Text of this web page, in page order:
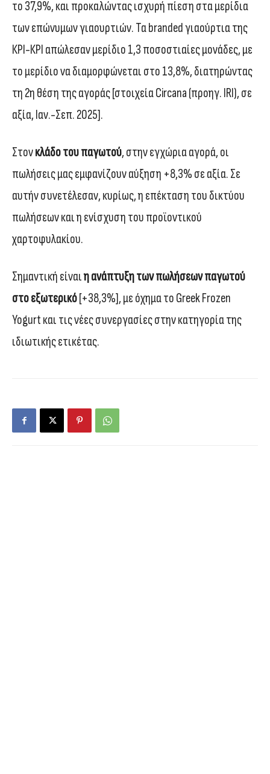
το 37,9%, και προκαλώντας ισχυρή πίεση στα μερίδια
των επώνυμων γιαουρτιών. Τα branded γιαούρτια της
ΚΡΙ-ΚΡΙ απώλεσαν μερίδιο 1,3 ποσοστιαίες μονάδες, με
το μερίδιο να διαμορφώνεται στο 13,8%, διατηρώντας
τη 2η θέση της αγοράς [στοιχεία Circana (προηγ. IRI), σε
αξία, Ιαν.-Σεπ. 2025].
Στονκλάδο του παγωτού, στην εγχώρια αγορά, οι
πωλήσεις μας εμφανίζουν αύξηση +8,3% σε αξία. Σε
αυτήν συνετέλεσαν, κυρίως, η επέκταση του δικτύου
πωλήσεων και η ενίσχυση του προϊοντικού
χαρτοφυλακίου.
Σημαντική είναιη ανάπτυξη των πωλήσεων παγωτού
στο εξωτερικό[+38,3%], με όχημα το Greek Frozen
Yogurt και τις νέες συνεργασίες στην κατηγορία της
ιδιωτικής ετικέτας.